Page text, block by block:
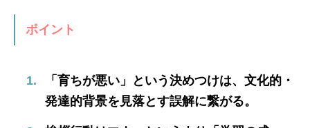
ポイント
「育ちが悪い」という決めつけは、文化的・
発達的背景を見落とす誤解に繋がる。